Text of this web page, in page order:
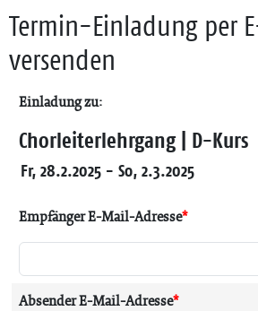
Termin-Einladung per
versenden
Einladung zu:
Chorleiterlehrgang | D-Kurs
Fr, 28.2.2025 - So, 2.3.2025
Empfänger E-Mail-Adresse*
Absender E-Mail-Adresse*